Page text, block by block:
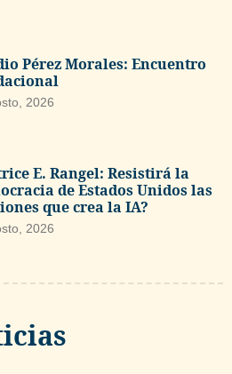
Pérez Morales: Encuentro
2026
E. Rangel: Resistirá la
de Estados Unidos las
que crea la IA?
2026